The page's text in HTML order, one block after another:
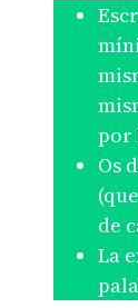
por
Os
de
La